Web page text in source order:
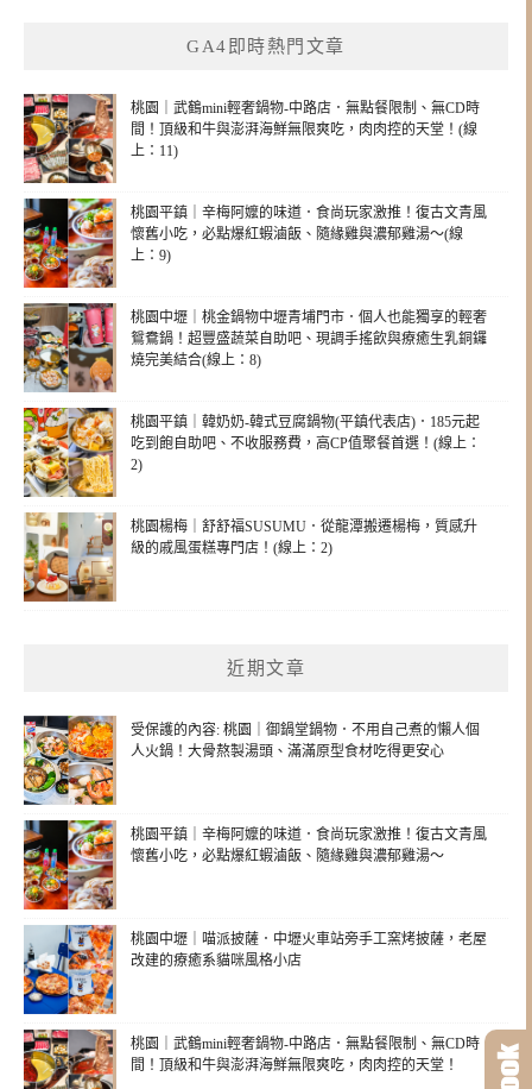
GA4即時熱門文章
桃園｜武鶴mini輕奢鍋物-中路店．無點餐限制、無CD時
間！頂級和牛與澎湃海鮮無限爽吃，肉肉控的天堂！(線
上：11)
桃園平鎮｜辛梅阿嬤的味道．食尚玩家激推！復古文青風
懷舊小吃，必點爆紅蝦滷飯、隨緣雞與濃郁雞湯～(線
上：9)
桃園中壢｜桃金鍋物中壢青埔門市．個人也能獨享的輕奢
鴛鴦鍋！超豐盛蔬菜自助吧、現調手搖飲與療癒生乳銅鑼
燒完美結合(線上：8)
桃園平鎮｜韓奶奶-韓式豆腐鍋物(平鎮代表店)．185元起
吃到飽自助吧、不收服務費，高CP值聚餐首選！(線上：
2)
桃園楊梅｜舒舒福SUSUMU．從龍潭搬遷楊梅，質感升
級的戚風蛋糕專門店！(線上：2)
近期文章
受保護的內容: 桃園｜御鍋堂鍋物．不用自己煮的懶人個
人火鍋！大骨熬製湯頭、滿滿原型食材吃得更安心
桃園平鎮｜辛梅阿嬤的味道．食尚玩家激推！復古文青風
懷舊小吃，必點爆紅蝦滷飯、隨緣雞與濃郁雞湯～
桃園中壢｜喵派披薩．中壢火車站旁手工窯烤披薩，老屋
改建的療癒系貓咪風格小店
桃園｜武鶴mini輕奢鍋物-中路店．無點餐限制、無CD時
間！頂級和牛與澎湃海鮮無限爽吃，肉肉控的天堂！